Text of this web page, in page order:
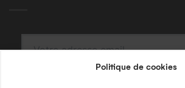
Politique de cookies